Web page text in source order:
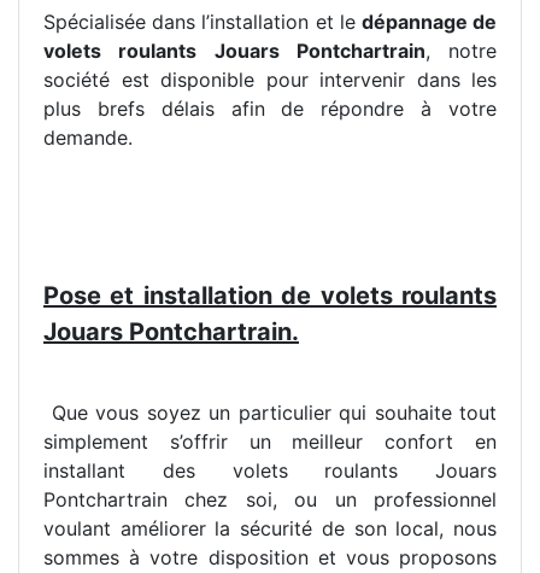
Spécialisée dans l’installation et le dépannage de
volets roulants Jouars Pontchartrain, notre
société est disponible pour intervenir dans les
plus brefs délais afin de répondre à votre
demande.
Pose et installation de volets roulants
Jouars Pontchartrain.
Que vous soyez un particulier qui souhaite tout
simplement s’offrir un meilleur confort en
installant des volets roulants Jouars
Pontchartrain chez soi, ou un professionnel
voulant améliorer la sécurité de son local, nous
sommes à votre disposition et vous proposons